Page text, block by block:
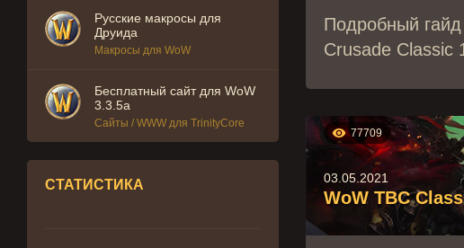
Русские макросы для
Друида
Макросы для WoW
Бесплатный сайт для WoW
3.3.5a
Сайты / WWW для TrinityCore
СТАТИСТИКА
Подробный
Crusade Classic
 77709
03.05.2021
WoW TBC